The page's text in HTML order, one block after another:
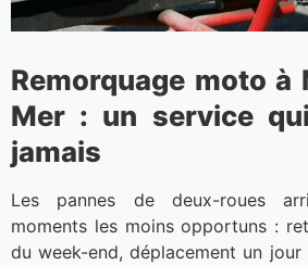
Remorquage moto à
Mer : un service
jamais
Les pannes de deux-roues
moments les moins opportuns :
du week-end, déplacement un